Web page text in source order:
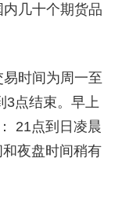
几十个期货品
时间为周一至
3点结束。早上
21点到日凌晨
夜盘时间稍有